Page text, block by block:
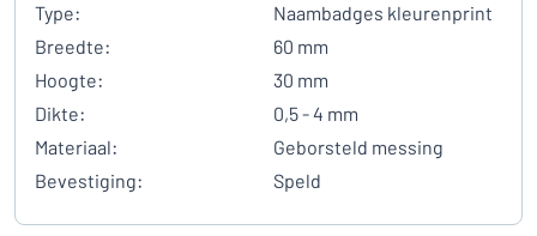
Type:
Naambadges kleurenprint
Breedte:
60 mm
Hoogte:
30 mm
Dikte:
0,5 - 4 mm
Materiaal:
Geborsteld messing
Bevestiging:
Speld